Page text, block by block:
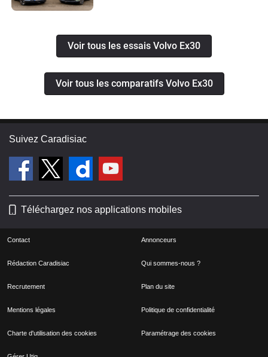
Voir tous les essais Volvo Ex30
Voir tous les comparatifs Volvo Ex30
Suivez Caradisiac
Téléchargez nos applications mobiles
Contact Annonceurs
Rédaction Caradisiac Qui sommes-nous ?
Recrutement Plan du site
Mentions légales Politique de confidentialité
Charte d'utilisation des cookies Paramétrage des cookies